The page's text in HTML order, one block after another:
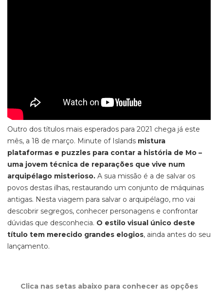
Outro dos títulos mais esperados para 2021 chega já este
mês, a 18 de março. Minute of Islands mistura
plataformas e puzzles para contar a história de Mo –
uma jovem técnica de reparações que vive num
arquipélago misterioso. A sua missão é a de salvar os
povos destas ilhas, restaurando um conjunto de máquinas
antigas. Nesta viagem para salvar o arquipélago, mo vai
descobrir segregos, conhecer personagens e confrontar
dúvidas que desconhecia. O estilo visual único deste
título tem merecido grandes elogios, ainda antes do seu
lançamento.
Clica nas setas abaixo para conhecer as opções